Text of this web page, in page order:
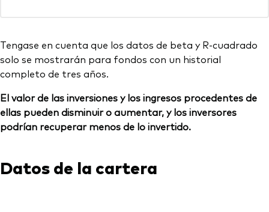
Tengase en cuenta que los datos de beta y R-cuadrado
solo se mostrarán para fondos con un historial
completo de tres años.
El valor de las inversiones y los ingresos procedentes de
ellas pueden disminuir o aumentar, y los inversores
podrían recuperar menos de lo invertido.
Datos de la cartera